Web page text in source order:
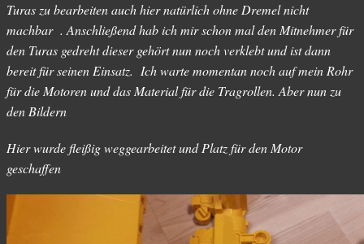
Turas zu bearbeiten auch hier natürlich ohne Dremel nicht
machbar . Anschließend hab ich mir schon mal den Mitnehmer für
den Turas gedreht dieser gehört nun noch verklebt und ist dann
bereit für seinen Einsatz. Ich warte momentan noch auf mein Rohr
für die Motoren und das Material für die Tragrollen. Aber nun zu
den Bildern
Hier wurde fleißig weggearbeitet und Platz für den Motor
geschaffen